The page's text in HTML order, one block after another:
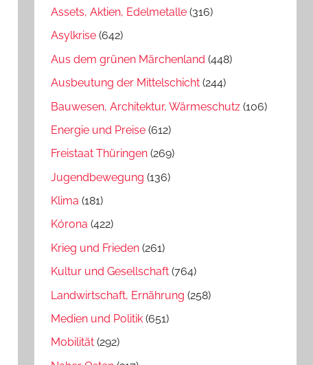
Assets, Aktien, Edelmetalle (316)
Asylkrise (642)
Aus dem grünen Märchenland (448)
Ausbeutung der Mittelschicht (244)
Bauwesen, Architektur, Wärmeschutz (106)
Energie und Preise (612)
Freistaat Thüringen (269)
Jugendbewegung (136)
Klima (181)
Kórona (422)
Krieg und Frieden (261)
Kultur und Gesellschaft (764)
Landwirtschaft, Ernährung (258)
Medien und Politik (651)
Mobilität (292)